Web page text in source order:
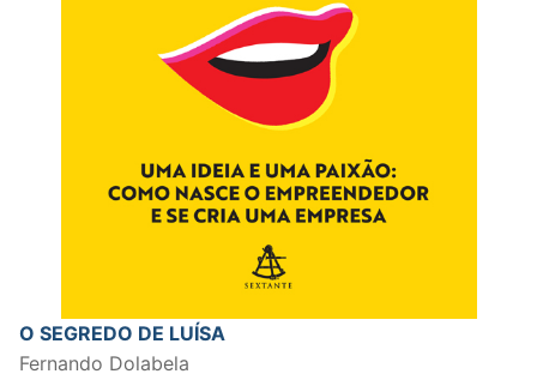
O SEGREDO DE LUÍSA
Fernando Dolabela